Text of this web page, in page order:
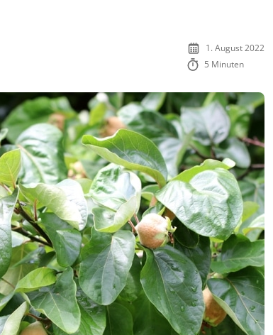
1. August 2022
5 Minuten